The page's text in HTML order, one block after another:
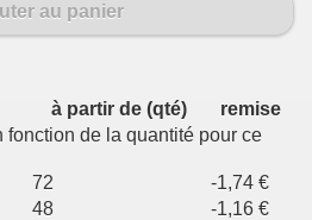
au panier
à partir de (qté)
remise
fonction de la quantité pour ce
72
-1,74 €
48 -1,16 €